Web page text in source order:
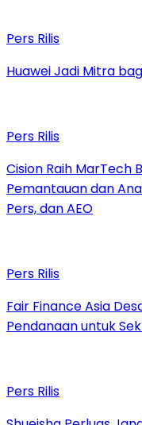
Pers Rilis
Huawei Jadi Mitra
Pers Rilis
Cision Raih MarTech
Pemantauan dan
Pers, dan AEO
Pers Rilis
Fair Finance Asia
Pendanaan untuk
Pers Rilis